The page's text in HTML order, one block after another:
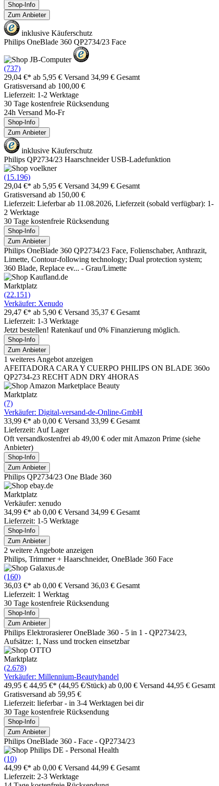
Shop-Info
Zum Anbieter
inklusive Käuferschutz
Philips OneBlade 360 QP2734/23 Face
(737)
29,04 €* ab 5,95 € Versand 34,99 € Gesamt
Gratisversand ab 100,00 €
Lieferzeit: 1-2 Werktage
30 Tage kostenfreie Rücksendung
24h Versand Mo-Fr
Shop-Info
Zum Anbieter
inklusive Käuferschutz
Philips QP2734/23 Haarschneider USB-Ladefunktion
(15.196)
29,04 €* ab 5,95 € Versand 34,99 € Gesamt
Gratisversand ab 150,00 €
Lieferzeit: Lieferbar ab 11.08.2026, Lieferzeit (sobald verfügbar): 1-
2 Werktage
30 Tage kostenfreie Rücksendung
Shop-Info
Zum Anbieter
Philips OneBlade 360 QP2734/23 Face, Folienschaber, Anthrazit,
Limette, Contour-following technology; Dual protection system;
360 Blade, Replace ev... - Grau/Limette
Marktplatz
(22.151)
Verkäufer: Xenudo
29,47 €* ab 5,90 € Versand 35,37 € Gesamt
Lieferzeit: 1-3 Werktage
Jetzt bestellen! Ratenkauf und 0% Finanzierung möglich.
Shop-Info
Zum Anbieter
1 weiteres Angebot anzeigen
AFEITADORA CARA Y CUERPO PHILIPS ON BLADE 360o
QP2734-23 RECHT ADN DRY 4HORAS
Marktplatz
(7)
Verkäufer: Digital-versand-de-Online-GmbH
33,99 €* ab 0,00 € Versand 33,99 € Gesamt
Lieferzeit: Auf Lager
Oft versandkostenfrei ab 49,00 € oder mit Amazon Prime (siehe
Anbieter)
Shop-Info
Zum Anbieter
Philips QP2734/23 One Blade 360
Marktplatz
Verkäufer: xenudo
34,99 €* ab 0,00 € Versand 34,99 € Gesamt
Lieferzeit: 1-5 Werktage
Shop-Info
Zum Anbieter
2 weitere Angebote anzeigen
Philips, Trimmer + Haarschneider, OneBlade 360 Face
(160)
36,03 €* ab 0,00 € Versand 36,03 € Gesamt
Lieferzeit: 1 Werktag
30 Tage kostenfreie Rücksendung
Shop-Info
Zum Anbieter
Philips Elektrorasierer OneBlade 360 - 5 in 1 - QP2734/23,
Aufsätze: 1, Nass und trocken einsetzbar
Marktplatz
(2.678)
Verkäufer: Millennium-Beautyhandel
49,95 € 44,95 €* (44,95 €/Stück) ab 0,00 € Versand 44,95 € Gesamt
Gratisversand ab 59,95 €
Lieferzeit: lieferbar - in 3-4 Werktagen bei dir
30 Tage kostenfreie Rücksendung
Shop-Info
Zum Anbieter
Philips OneBlade 360 - Face - QP2734/23
(10)
44,99 €* ab 0,00 € Versand 44,99 € Gesamt
Lieferzeit: 2-3 Werktage